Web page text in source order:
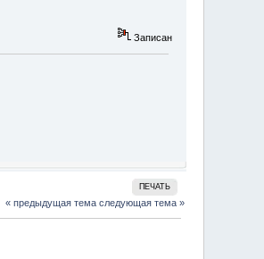
Записан
ПЕЧАТЬ
« предыдущая тема следующая тема »